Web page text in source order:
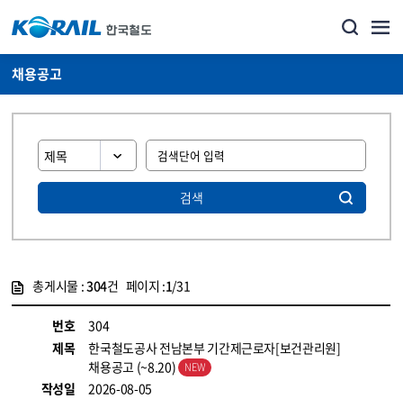
채용공고
검색
총게시물 :304건 페이지 :1/31
번호
304
제목
한국철도공사 전남본부 기간제근로자[보건관리원]
채용공고 (~8.20)
작성일
2026-08-05